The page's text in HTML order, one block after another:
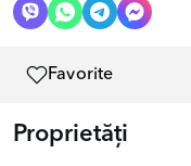
Favorite
Proprietăți